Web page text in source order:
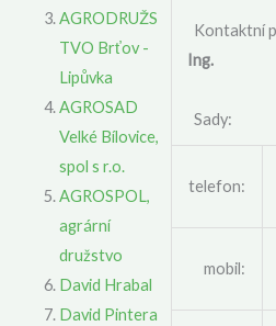
AGRODRUŽS
TVO Brťov -
Lipůvka
AGROSAD
Velké Bílovice,
spol s r.o.
AGROSPOL,
agrární
družstvo
David Hrabal
David Pintera
Kontaktní
Ing.
Sady:
telefon:
mobil: